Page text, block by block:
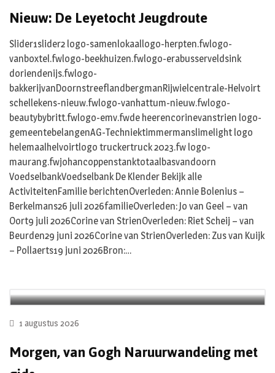
Nieuw: De Leyetocht Jeugdroute
Slider1slider2 logo-samenlokaallogo-herpten.fwlogo-
vanboxtel.fwlogo-beekhuizen.fwlogo-erabusserveldsink
doriendenijs.fwlogo-
bakkerijvanDoornstreeflandbergmanRijwielcentrale-Helvoirt
schellekens-nieuw.fwlogo-vanhattum-nieuw.fwlogo-
beautybybritt.fwlogo-emv.fwde heerencorinevanstrien logo-
gemeentebelangenAG-Techniektimmermanslimelight logo
helemaalhelvoirtlogo truckertruck 2023.fw logo-
maurang.fwjohancoppenstanktotaalbasvandoorn
VoedselbankVoedselbank De Klender Bekijk alle
ActiviteitenFamilie berichtenOverleden: Annie Bolenius –
Berkelmans26 juli 2026familieOverleden: Jo van Geel – van
Oort9 juli 2026Corine van StrienOverleden: Riet Scheij – van
Beurden29 juni 2026Corine van StrienOverleden: Zus van Kuijk
– Pollaerts19 juni 2026Bron:…
1 augustus 2026
Morgen, van Gogh Naruurwandeling met